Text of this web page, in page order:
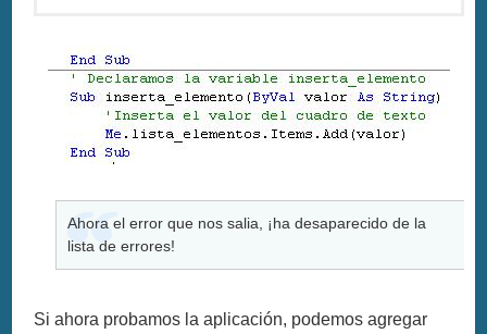
Ahora el error que nos salia, ¡ha desaparecido de la
lista de errores!
Si ahora probamos la aplicación, podemos agregar